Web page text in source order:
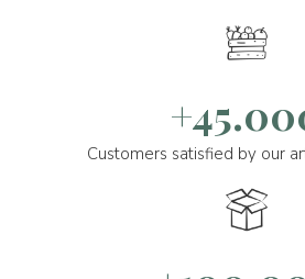
Customers satisfied by our